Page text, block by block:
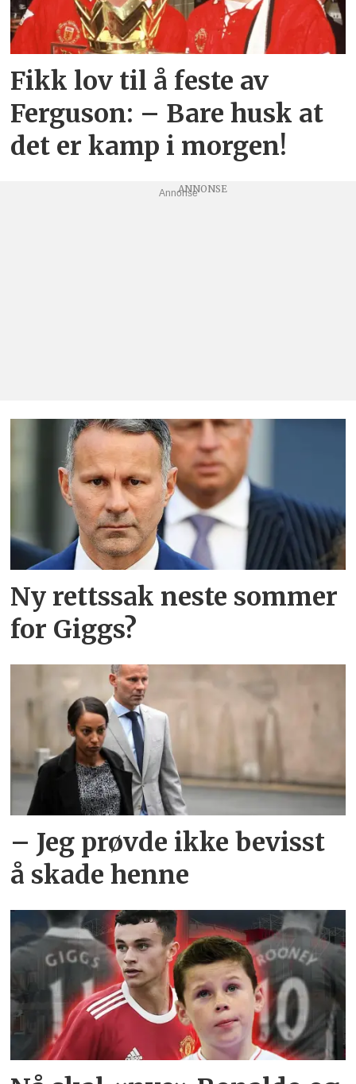
Fikk lov til å feste av
Ferguson: – Bare husk at
det er kamp i morgen!
Annonse
Ny rettssak neste sommer
for Giggs?
– Jeg prøvde ikke bevisst
å skade henne